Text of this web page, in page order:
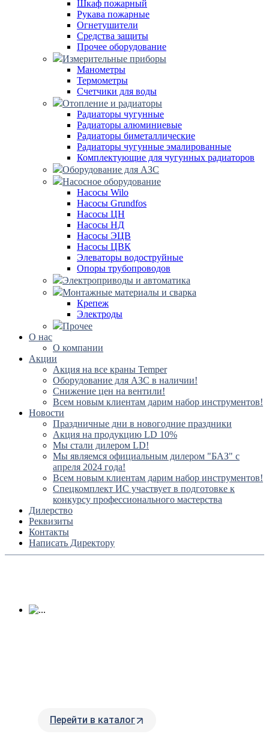
Шкаф пожарный
Рукава пожарные
Огнетушители
Средства защиты
Прочее оборудование
Измерительные приборы
Манометры
Термометры
Счетчики для воды
Отопление и радиаторы
Радиаторы чугунные
Радиаторы алюминиевые
Радиаторы биметаллические
Радиаторы чугунные эмалированные
Комплектующие для чугунных радиаторов
Оборудование для АЗС
Насосное оборудование
Насосы Wilo
Насосы Grundfos
Насосы ЦН
Насосы НД
Насосы ЭЦВ
Насосы ЦВК
Элеваторы водоструйные
Опоры трубопроводов
Электроприводы и автоматика
Монтажные материалы и сварка
Крепеж
Электроды
Прочее
О нас
О компании
Акции
Акция на все краны Temper
Оборудование для АЗС в наличии!
Снижение цен на вентили!
Всем новым клиентам дарим набор инструментов!
Новости
Праздничные дни в новогодние праздники
Акция на продукцию LD 10%
Мы стали дилером LD!
Мы являемся официальным дилером "БАЗ" с
апреля 2024 года!
Всем новым клиентам дарим набор инструментов!
Спецкомплект ИС участвует в подготовке к
конкурсу профессионального мастерства
Дилерство
Реквизиты
Контакты
Написать Директору
Перейти в каталог